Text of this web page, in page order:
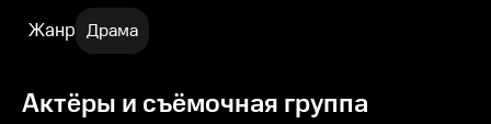
Жанр Драма
Актёры и съёмочная группа